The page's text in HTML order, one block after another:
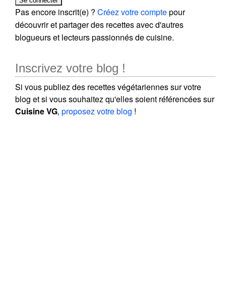
Pas encore inscrit(e) ?Créez votre comptepour
découvrir et partager des recettes avec d'autres
blogueurs et lecteurs passionnés de cuisine.
Inscrivez votre blog !
Si vous publiez des recettes végétariennes sur votre
blog et si vous souhaitez qu'elles soient référencées sur
Cuisine VG,proposez votre blog !